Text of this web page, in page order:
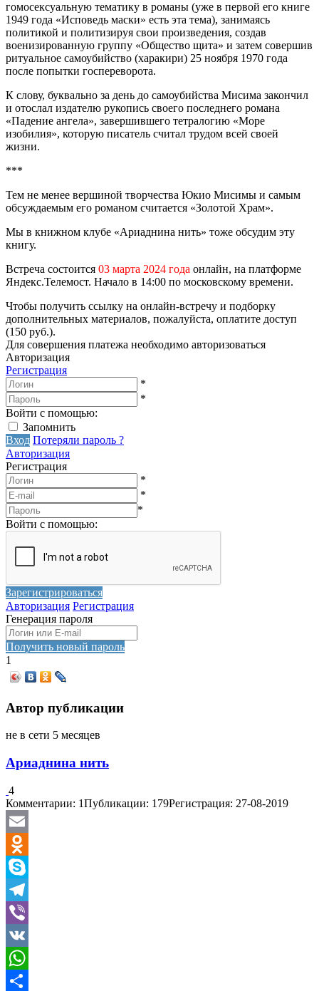
гомосексуальную тематику в романы (уже в первой его книге
1949 года «Исповедь маски» есть эта тема), занимаясь
политикой и политизируя свои произведения, создав
военизированную группу «Общество щита» и затем совершив
ритуальное самоубийство (харакири) 25 ноября 1970 года
после попытки госпереворота.
К слову, буквально за день до самоубийства Мисима закончил
и отослал издателю рукопись своего последнего романа
«Падение ангела», завершившего тетралогию «Море
изобилия», которую писатель считал трудом всей своей
жизни.
***
Тем не менее вершиной творчества Юкио Мисимы и самым
обсуждаемым его романом считается «Золотой Храм».
Мы в книжном клубе «Ариаднина нить» тоже обсудим эту
книгу.
Встреча состоится 03 марта 2024 года онлайн, на платформе
Яндекс.Телемост. Начало в 14:00 по московскому времени.
Чтобы получить ссылку на онлайн-встречу и подборку
дополнительных материалов, пожалуйста, оплатите доступ
(150 руб.).
Для совершения платежа необходимо авторизоваться
Авторизация
Регистрация
*
*
Войти с помощью:
Запомнить
Вход Потеряли пароль ?
Авторизация
Регистрация
*
*
*
Войти с помощью:
Зарегистрироваться
Авторизация Регистрация
Генерация пароля
Получить новый пароль
1
Автор публикации
не в сети 5 месяцев
Ариаднина нить
4
Комментарии: 1Публикации: 179Регистрация: 27-08-2019
Email
Odnoklassniki
Skype
Telegram
Viber
VK
WhatsApp